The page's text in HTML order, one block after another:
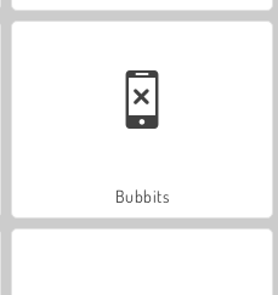
Bubbits